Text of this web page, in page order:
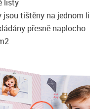
listy
jsou tištěny na jednom
přesně naplocho